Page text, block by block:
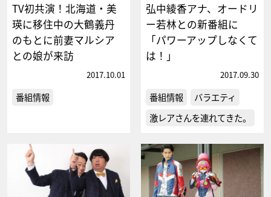
TV初共演！北海道・美
瑛に移住中の大鶴義丹
のもとに前妻マルシア
との娘が来訪
2017.10.01
番組情報
弘中綾香アナ、オードリ
ー若林との新番組に
「パワーアップしなくて
は！」
2017.09.30
番組情報
バラエティ
激レアさんを連れてきた。